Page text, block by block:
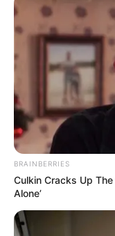
BRAINBERRIES
Culkin Cracks Up
Alone’